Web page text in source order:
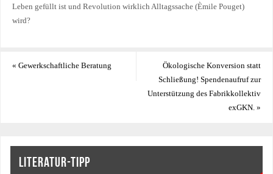
Leben gefüllt ist und Revolution wirklich Alltagssache (Èmile Pouget)
wird?
« Gewerkschaftliche Beratung
Ökologische Konversion statt
Schließung! Spendenaufruf zur
Unterstützung des Fabrikkollektiv
exGKN.»
LITERATUR-TIPP